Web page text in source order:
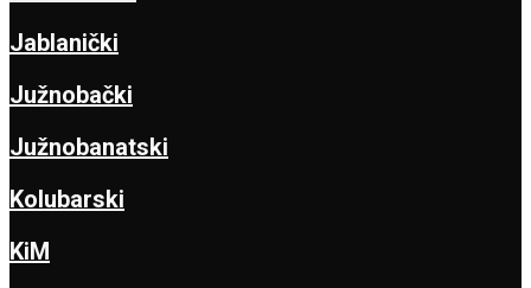
Jablanički
Južnobački
Južnobanatski
Kolubarski
KiM